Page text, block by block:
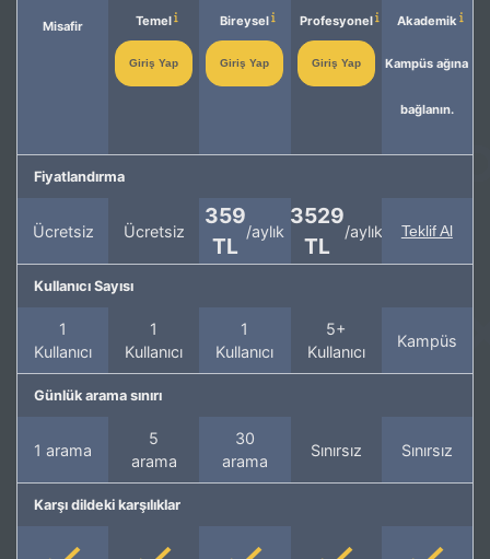
Misafir Temel
Giriş Yap
Bireysel
Giriş Yap
Profesyonel
Giriş Yap
Akademik
Kampüs ağına
bağlanın.
Fiyatlandırma
Ücretsiz Ücretsiz
359
TL
/aylık
3529
TL
/aylık Teklif Al
Kullanıcı Sayısı
1
Kullanıcı
1
Kullanıcı
1
Kullanıcı
5+
Kullanıcı
Kampüs
Günlük arama sınırı
1 arama
5
arama
30
arama
Sınırsız Sınırsız
Karşı dildeki karşılıklar